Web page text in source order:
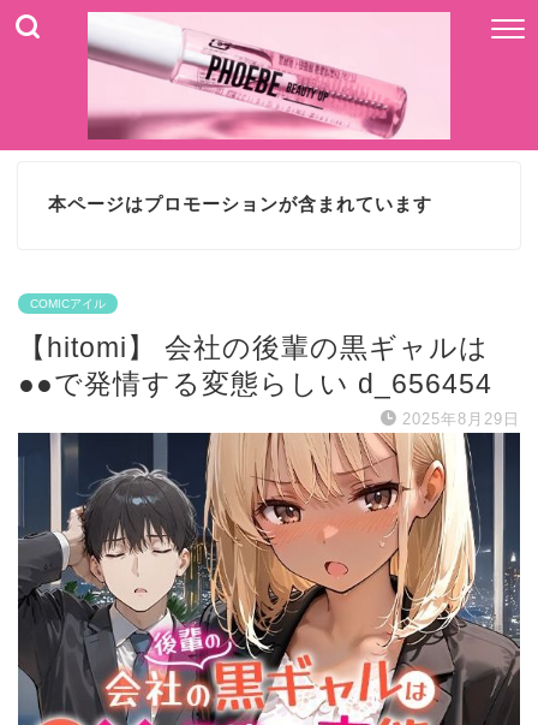
本ページはプロモーションが含まれています
COMICアイル
【hitomi】 会社の後輩の黒ギャルは
●●で発情する変態らしい d_656454
2025年8月29日